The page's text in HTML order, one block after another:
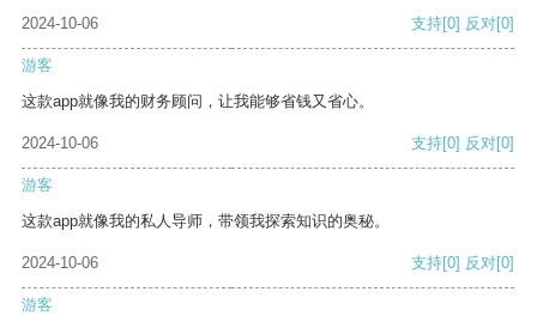
2024-10-06
支持[0] 反对[0]
游客
这款app就像我的财务顾问，让我能够省钱又省心。
2024-10-06 支持[0] 反对[0]
游客
这款app就像我的私人导师，带领我探索知识的奥秘。
2024-10-06 支持[0] 反对[0]
游客